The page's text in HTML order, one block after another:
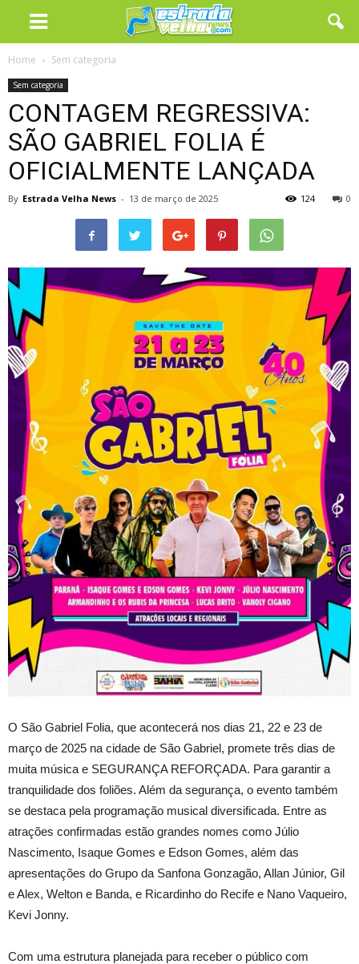
Home Sem categoria
Sem categoria
CONTAGEM REGRESSIVA:
SÃO GABRIEL FOLIA É
OFICIALMENTE LANÇADA
By Estrada Velha News - 13 de março de 2025 0
124
O São Gabriel Folia, que acontecerá nos dias 21, 22 e 23 de
março de 2025 na cidade de São Gabriel, promete três dias de
muita música e SEGURANÇA REFORÇADA. Para garantir a
tranquilidade dos foliões. Além da segurança, o evento também
se destaca pela programação musical diversificada. Entre as
atrações confirmadas estão grandes nomes como Júlio
Nascimento, Isaque Gomes e Edson Gomes, além das
apresentações do Grupo da Sanfona Gonzagão, Allan Júnior, Gil
e Alex, Welton e Banda, e Ricardinho do Recife e Nano Vaqueiro,
Kevi Jonny.
Com uma estrutura planejada para receber o público com